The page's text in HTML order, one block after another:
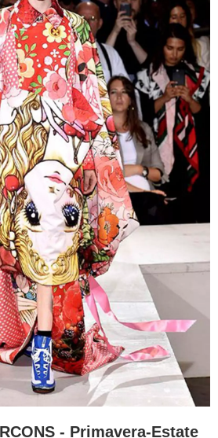
- Primavera-Estate